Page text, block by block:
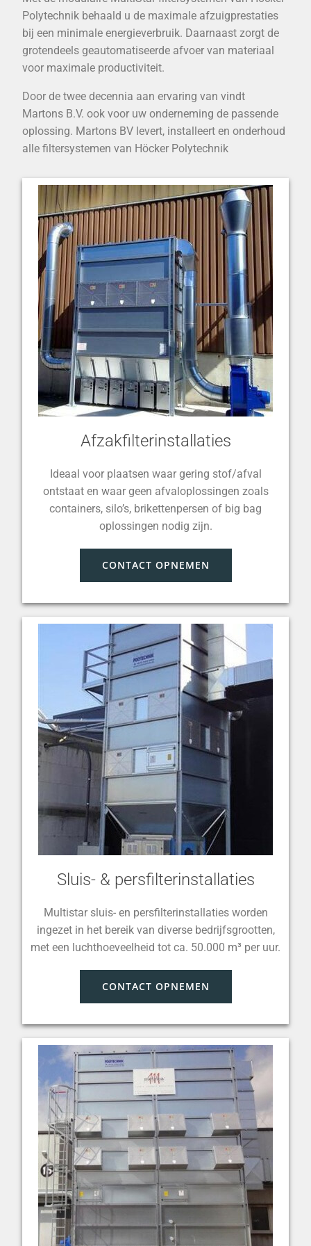
Polytechnik behaald u de maximale afzuigprestaties
bij een minimale energieverbruik. Daarnaast zorgt de
grotendeels geautomatiseerde afvoer van materiaal
voor maximale productiviteit.
Door de twee decennia aan ervaring van vindt
Martons B.V. ook voor uw onderneming de passende
oplossing. Martons BV levert, installeert en onderhoud
alle filtersystemen van Höcker Polytechnik
Afzakfilterinstallaties
Ideaal voor plaatsen waar gering stof/afval
ontstaat en waar geen afvaloplossingen zoals
containers, silo’s, brikettenpersen of big bag
oplossingen nodig zijn.
CONTACT OPNEMEN
Sluis- & persfilterinstallaties
Multistar sluis- en persfilterinstallaties worden
ingezet in het bereik van diverse bedrijfsgrootten,
met een luchthoeveelheid tot ca. 50.000 m³ per uur.
CONTACT OPNEMEN